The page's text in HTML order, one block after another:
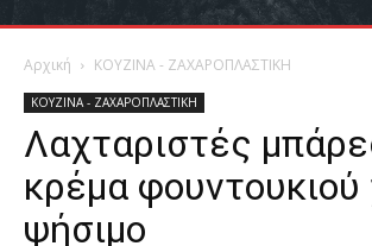
Αρχική ΚΟΥΖΙΝΑ - ΖΑΧΑΡΟΠΛΑΣΤΙΚΗ
ΚΟΥΖΙΝΑ - ΖΑΧΑΡΟΠΛΑΣΤΙΚΗ
Λαχταριστές
κρέμα
ψήσιμο